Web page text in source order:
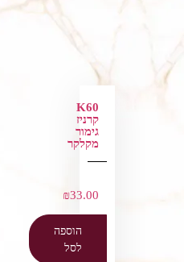
K60
קרניז
גימור
מקלקר
₪33.00
הוספה
לסל